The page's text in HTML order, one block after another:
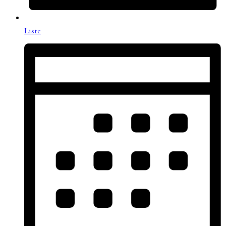
Liste